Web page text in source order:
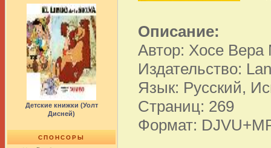
Детские книжки (Уолт
Дисней)
СПОНСОРЫ
Описание:
Автор: Хосе Вера
Издательство:
Язык: Русский,
Страниц: 269
Формат: